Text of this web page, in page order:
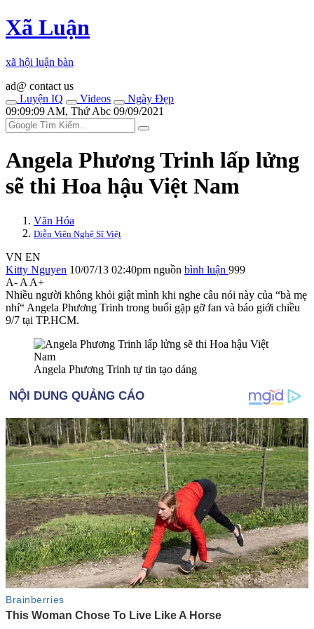
Xã Luận
xã hội luận bàn
ad@ contact us
Luyện IQ
Videos
Ngày Đẹp
09:09:09 AM, Thứ Abc 09/09/2021
Angela Phương Trinh lấp lửng
sẽ thi Hoa hậu Việt Nam
Văn Hóa
Diễn Viên Nghệ Sĩ Việt
VN EN
Kitty Nguyen 10/07/13 02:40pm nguồn bình luận 999
A- A A+
Nhiều người không khỏi giật mình khi nghe câu nói này của “bà mẹ
nhí“ Angela Phương Trinh trong buổi gặp gỡ fan và báo giới chiều
9/7 tại TP.HCM.
Angela Phương Trinh tự tin tạo dáng